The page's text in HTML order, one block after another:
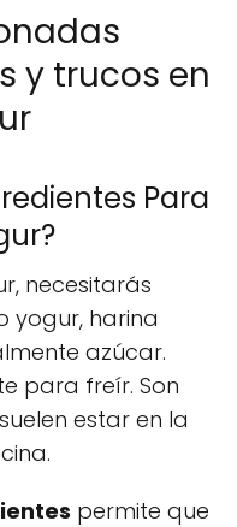
y trucos en
Para
necesitarás
yogur, harina
azúcar.
para freír. Son
estar en la
permite que